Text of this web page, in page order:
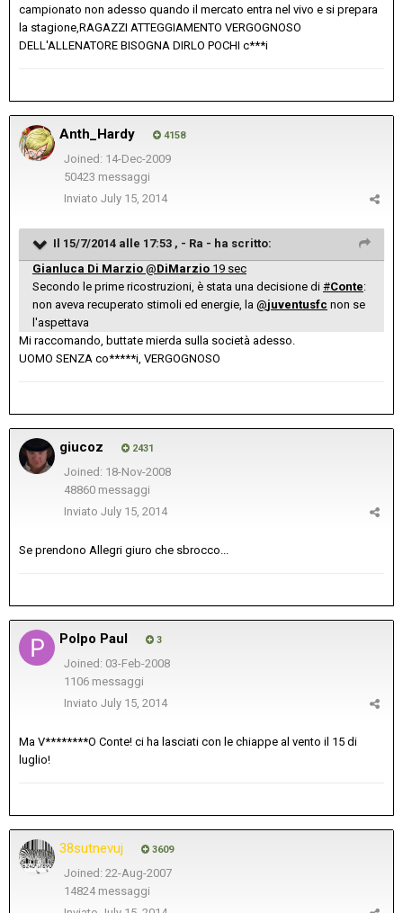
campionato non adesso quando il mercato entra nel vivo e si prepara
la stagione,RAGAZZI ATTEGGIAMENTO VERGOGNOSO
DELL'ALLENATORE BISOGNA DIRLO POCHI c***i
Anth_Hardy 4158
Joined: 14-Dec-2009
50423 messaggi
Inviato July 15, 2014
Il 15/7/2014 alle 17:53 , - Ra - ha scritto:
Gianluca Di Marzio ‏@DiMarzio 19 sec
Secondo le prime ricostruzioni, è stata una decisione di #Conte:
non aveva recuperato stimoli ed energie, la @juventusfc non se
l'aspettava
Mi raccomando, buttate mierda sulla società adesso.
UOMO SENZA co*****i, VERGOGNOSO
giucoz 2431
Joined: 18-Nov-2008
48860 messaggi
Inviato July 15, 2014
Se prendono Allegri giuro che sbrocco...
Polpo Paul 3
Joined: 03-Feb-2008
1106 messaggi
Inviato July 15, 2014
Ma V********O Conte! ci ha lasciati con le chiappe al vento il 15 di
luglio!
38sutnevuj 3609
Joined: 22-Aug-2007
14824 messaggi